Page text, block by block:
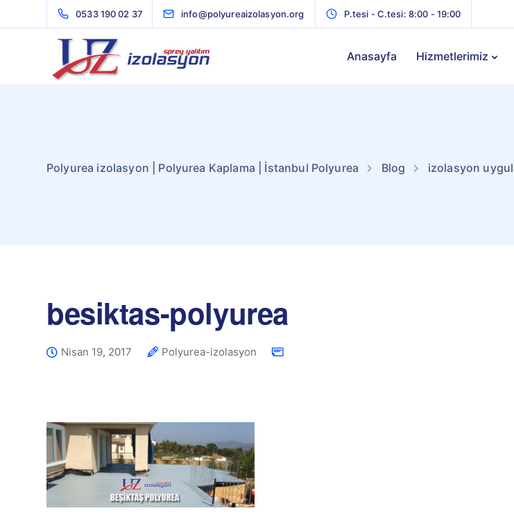
0533 190 02 37 info@polyureaizolasyon.org P.tesi - C.tesi: 8:00 - 19:00
Anasayfa Hizmetlerimiz
Polyurea izolasyon | Polyurea Kaplama | İstanbul Polyurea Blog izolasyon
besiktas-polyurea
Nisan 19, 2017 Polyurea-izolasyon